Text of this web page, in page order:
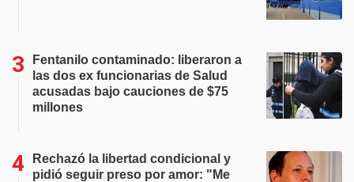
Fentanilo contaminado: liberaron a
las dos ex funcionarias de Salud
acusadas bajo cauciones de $75
millones
Rechazó la libertad condicional y
pidió seguir preso por amor: "Me